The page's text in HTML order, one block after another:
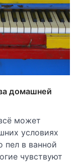
домашней
может
условиях
пел в ванной
чувствуют